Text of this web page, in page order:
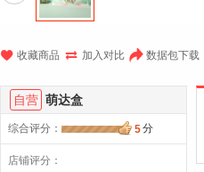
 收藏商品  加入对比  数据包下载
自营 萌达盒
综合评分 ： 5分
店铺评分：